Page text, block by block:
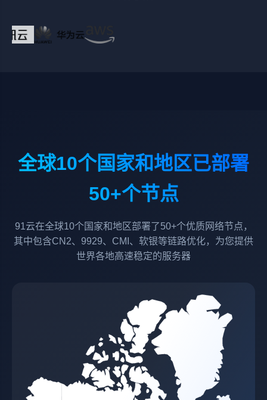
全球10个国家和地区已部署
50+个节点
91云在全球10个国家和地区部署了50+个优质网络节点，
其中包含CN2、9929、CMI、软银等链路优化，为您提供
世界各地高速稳定的服务器